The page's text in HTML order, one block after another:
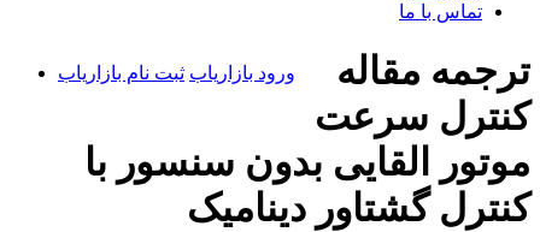
تماس با ما
ورود بازاریاب ثبت نام بازاریاب
ترجمه مقاله
کنترل سرعت
موتور القایی بدون سنسور با
کنترل گشتاور دینامیک